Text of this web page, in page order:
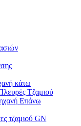
κάτω
Τζαμιού
Επάνω
τζαμιού GN